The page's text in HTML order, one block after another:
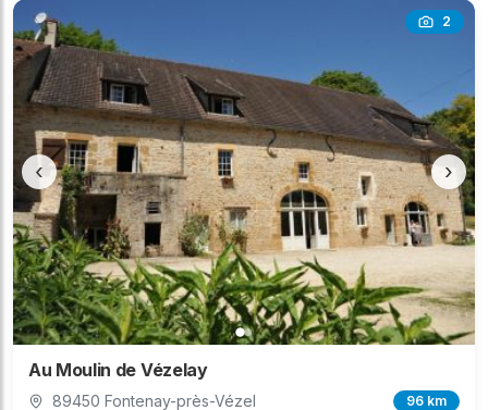
2
‹ ›
Au Moulin de Vézelay
89450 Fontenay-près-Vézel 96 km